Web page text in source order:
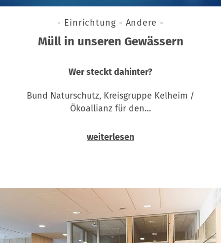
- Einrichtung - Andere -
Müll in unseren Gewässern
Wer steckt dahinter?
Bund Naturschutz, Kreisgruppe Kelheim /
Ökoallianz für den…
weiterlesen